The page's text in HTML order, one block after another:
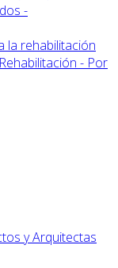
-
la rehabilitación
- Por
y Arquitectas